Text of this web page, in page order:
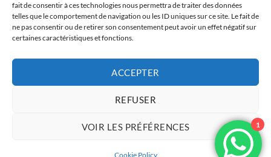
fait de consentir à ces technologies nous permettra de traiter des données
telles que le comportement de navigation ou les ID uniques sur ce site. Le fait de
ne pas consentir ou de retirer son consentement peut avoir un effet négatif sur
certaines caractéristiques et fonctions.
ACCEPTER
REFUSER
VOIR LES PRÉFÉRENCES
Cookie Policy
> Notre Equipe !
ACCÈS INSTRUCTEUR KBS
CONFIDENTIALITÉ
CONDITIONS GÉNÉRALES 1